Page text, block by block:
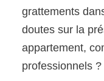
grattements
doutes sur la
appartement,
professionnels ?